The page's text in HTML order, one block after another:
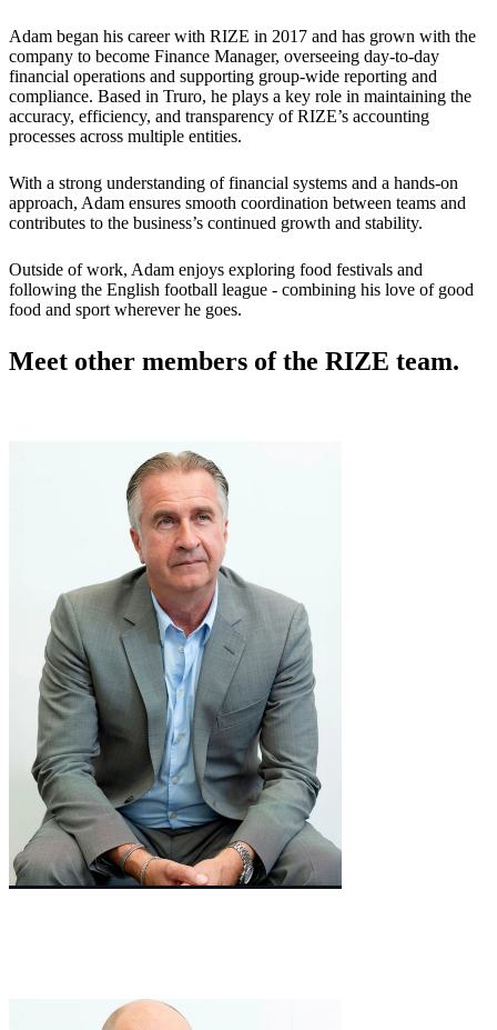
Adam began his career with RIZE in 2017 and has grown with the
company to become Finance Manager, overseeing day-to-day
financial operations and supporting group-wide reporting and
compliance. Based in Truro, he plays a key role in maintaining the
accuracy, efficiency, and transparency of RIZE’s accounting
processes across multiple entities.
With a strong understanding of financial systems and a hands-on
approach, Adam ensures smooth coordination between teams and
contributes to the business’s continued growth and stability.
Outside of work, Adam enjoys exploring food festivals and
following the English football league - combining his love of good
food and sport wherever he goes.
Meet other members of the RIZE team.